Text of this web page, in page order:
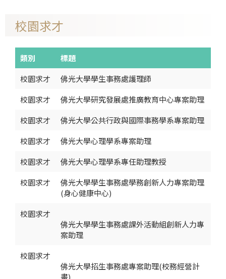
校園求才
類別
標題
校園求才
佛光大學學生事務處護理師
校園求才
佛光大學研究發展處推廣教育中心專案助理
校園求才
佛光大學公共行政與國際事務學系專案助理
校園求才
佛光大學心理學系專案助理
校園求才
佛光大學心理學系專任助理教授
校園求才
佛光大學學生事務處學務創新人力專案助理
(身心健康中心)
校園求才
佛光大學學生事務處課外活動組創新人力專
案助理
校園求才
佛光大學招生事務處專案助理(校務經營計
畫)